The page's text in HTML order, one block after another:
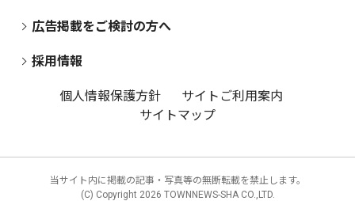
広告掲載をご検討の方へ
採用情報
個人情報保護方針
サイトご利用案内
サイトマップ
当サイト内に掲載の記事・写真等の無断転載を禁止します。
(C) Copyright 2026 TOWNNEWS-SHA CO.,LTD.